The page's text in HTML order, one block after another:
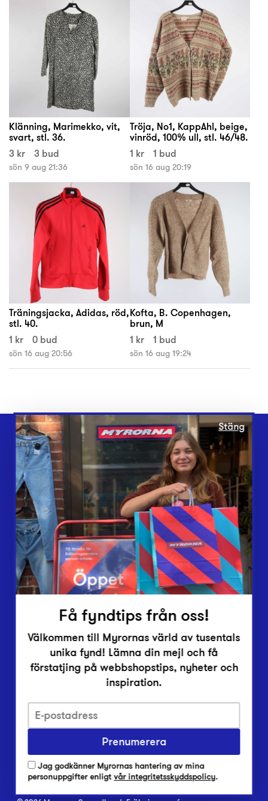
Klänning, Marimekko, vit,
svart, stl. 36.
3 kr
3 bud
sön 9 aug 21:36
Tröja, No1, KappAhl, beige,
vinröd, 100% ull, stl. 46/48.
1 kr
1 bud
sön 16 aug 20:19
Träningsjacka, Adidas, röd,
stl. 40.
1 kr
0 bud
sön 16 aug 20:56
Kofta, B. Copenhagen,
brun, M
1 kr
1 bud
sön 16 aug 19:24
Webbshop
Butiker
Lämna in
Vårt överskott
Inlämningsplatser
Om Myrorna
Lediga jobb
Pressrum
Integritetsskyddspolicy
Har du frågor om onlineköp, leverans eller retur?
Har du frågor om vår verksamhet?
Vanliga frågor om Myrorna
Stäng
Få fyndtips från oss!
Välkommen till Myrornas värld av tusentals
unika fynd! Lämna din mejl och få
förstatjing på webbshopstips, nyheter och
inspiration.
Prenumerera
Jag godkänner Myrornas hantering av mina
personuppgifter enligtvår integritetsskyddspolicy.